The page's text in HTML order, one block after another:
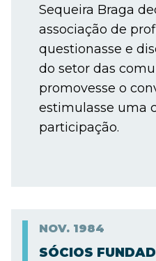
Sequeira Braga
associação de
questionasse e
do setor das
promovesse o
estimulasse uma
participação.
NOV. 1984
SÓCIOS